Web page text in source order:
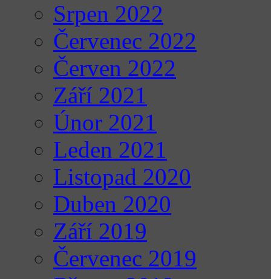
Srpen 2022
Červenec 2022
Červen 2022
Září 2021
Únor 2021
Leden 2021
Listopad 2020
Duben 2020
Září 2019
Červenec 2019